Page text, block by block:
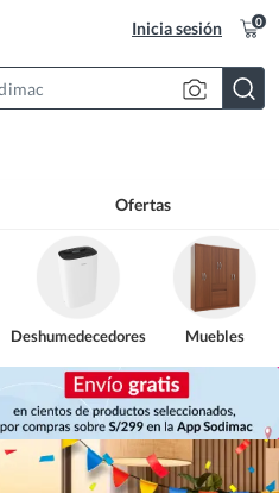
Inicia sesión 0
Ofertas
Deshumedecedores Muebles